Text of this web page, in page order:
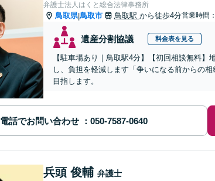
弁護士法人はくと総合法律事務所
鳥取県|鳥取市 鳥取駅 から徒歩4分営業時間
遺産分割協議 料金表を見る
【駐車場あり｜鳥取駅4分】【初回相談無料
し、負担を軽減します「争いになる前からの
目指します。
電話でお問い合わせ
兵頭 俊輔 弁護士